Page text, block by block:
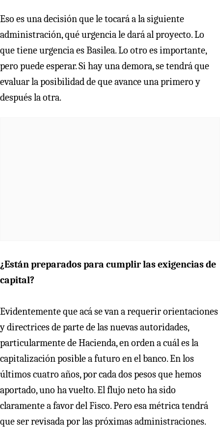
Eso es una decisión que le tocará a la siguiente
administración, qué urgencia le dará al proyecto. Lo
que tiene urgencia es Basilea. Lo otro es importante,
pero puede esperar. Si hay una demora, se tendrá que
evaluar la posibilidad de que avance una primero y
después la otra.
¿Están preparados para cumplir las exigencias de
capital?
Evidentemente que acá se van a requerir orientaciones
y directrices de parte de las nuevas autoridades,
particularmente de Hacienda, en orden a cuál es la
capitalización posible a futuro en el banco. En los
últimos cuatro años, por cada dos pesos que hemos
aportado, uno ha vuelto. El flujo neto ha sido
claramente a favor del Fisco. Pero esa métrica tendrá
que ser revisada por las próximas administraciones.